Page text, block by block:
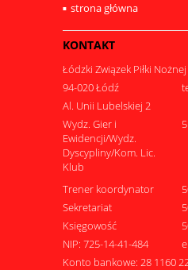
strona główna
KONTAKT
Łódzki Związek Piłki Nożnej
94-020 Łódź
Al. Unii Lubelskiej 2
Wydz. Gier i
Ewidencji/Wydz.
Dyscypliny/Kom. Lic.
Klub
Trener koordynator
Sekretariat
Księgowość
NIP: 725-14-41-484
Konto bankowe: 28 1160